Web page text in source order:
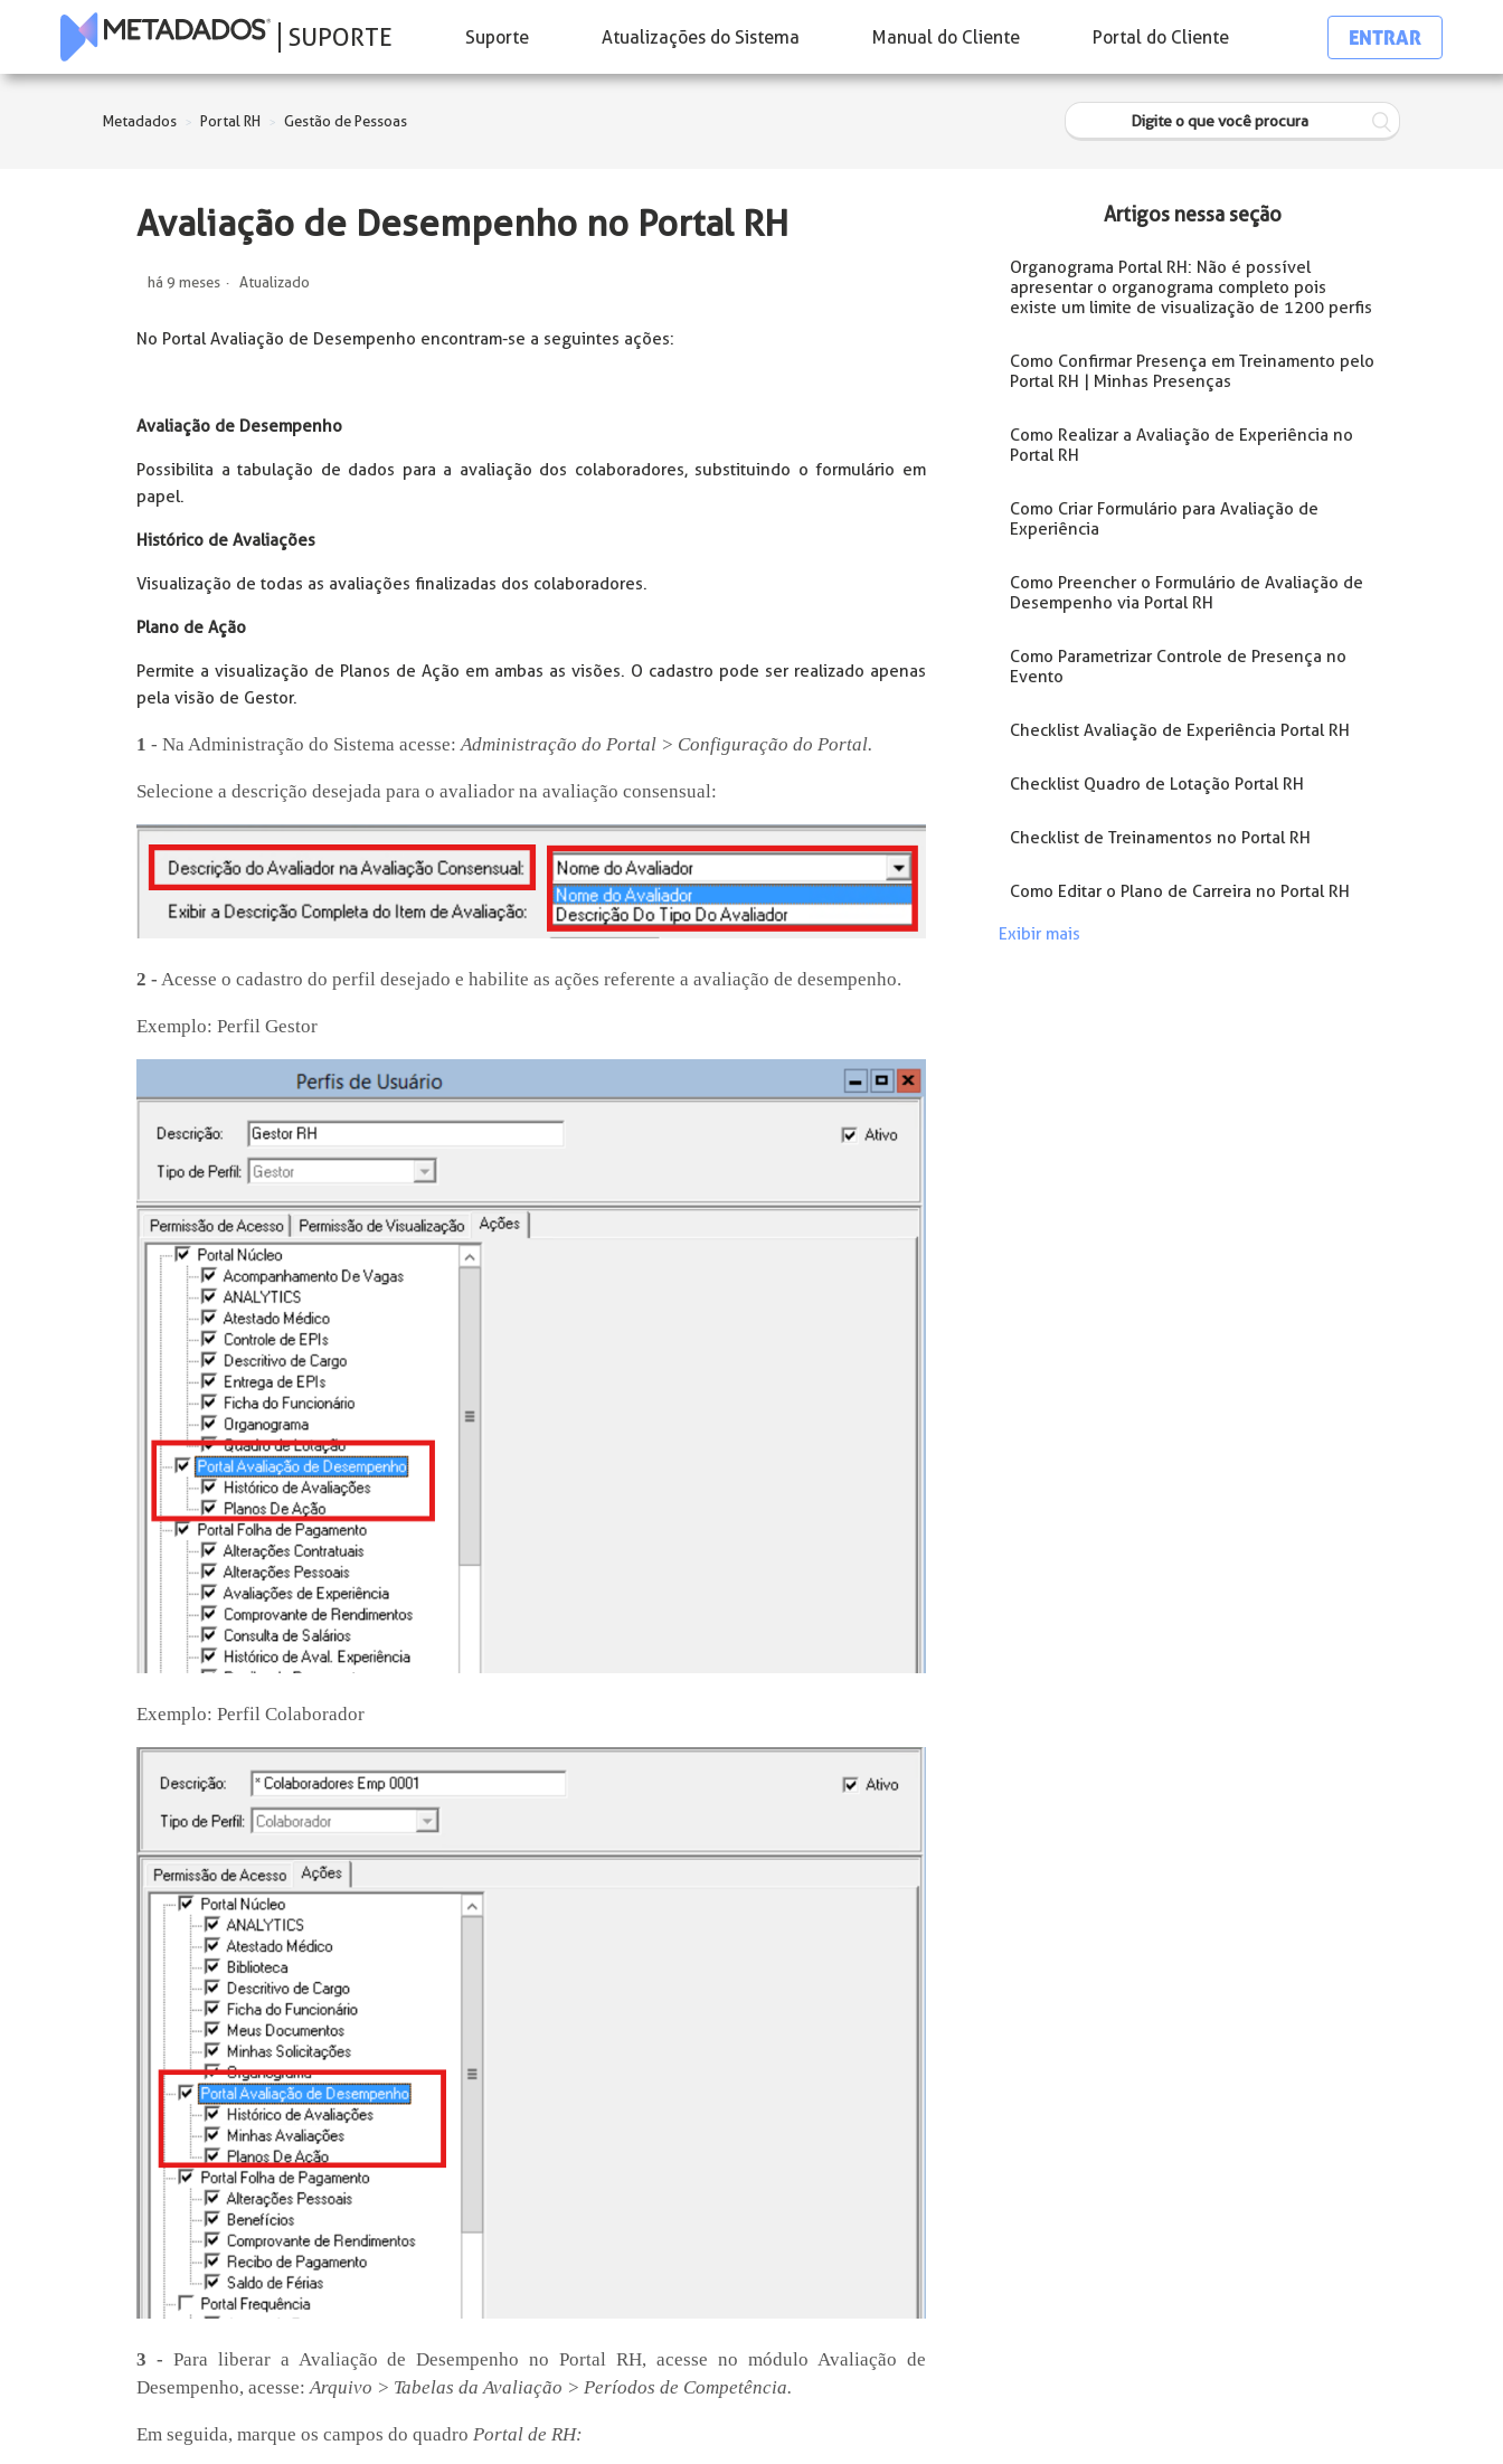
SUPORTE Suporte Atualizações do Sistema Manual do Cliente Portal do Cliente ENTRAR
Metadados Portal RH Gestão de Pessoas
Avaliação de Desempenho no Portal RH
há 9 meses Atualizado
No Portal Avaliação de Desempenho encontram-se a seguintes ações:
Avaliação de Desempenho
Possibilita a tabulação de dados para a avaliação dos colaboradores, substituindo o formulário em
papel.
Histórico de Avaliações
Visualização de todas as avaliações finalizadas dos colaboradores.
Plano de Ação
Permite a visualização de Planos de Ação em ambas as visões. O cadastro pode ser realizado apenas
pela visão de Gestor.
1 - Na Administração do Sistema acesse: Administração do Portal > Configuração do Portal.
Selecione a descrição desejada para o avaliador na avaliação consensual:
2 - Acesse o cadastro do perfil desejado e habilite as ações referente a avaliação de desempenho.
Exemplo: Perfil Gestor
Exemplo: Perfil Colaborador
3 - Para liberar a Avaliação de Desempenho no Portal RH, acesse no módulo Avaliação de
Desempenho, acesse: Arquivo > Tabelas da Avaliação > Períodos de Competência.
Em seguida, marque os campos do quadro Portal de RH:
Artigos nessa seção
Organograma Portal RH: Não é possível
apresentar o organograma completo pois
existe um limite de visualização de 1200 perfis
Como Confirmar Presença em Treinamento pelo
Portal RH | Minhas Presenças
Como Realizar a Avaliação de Experiência no
Portal RH
Como Criar Formulário para Avaliação de
Experiência
Como Preencher o Formulário de Avaliação de
Desempenho via Portal RH
Como Parametrizar Controle de Presença no
Evento
Checklist Avaliação de Experiência Portal RH
Checklist Quadro de Lotação Portal RH
Checklist de Treinamentos no Portal RH
Como Editar o Plano de Carreira no Portal RH
Exibir mais